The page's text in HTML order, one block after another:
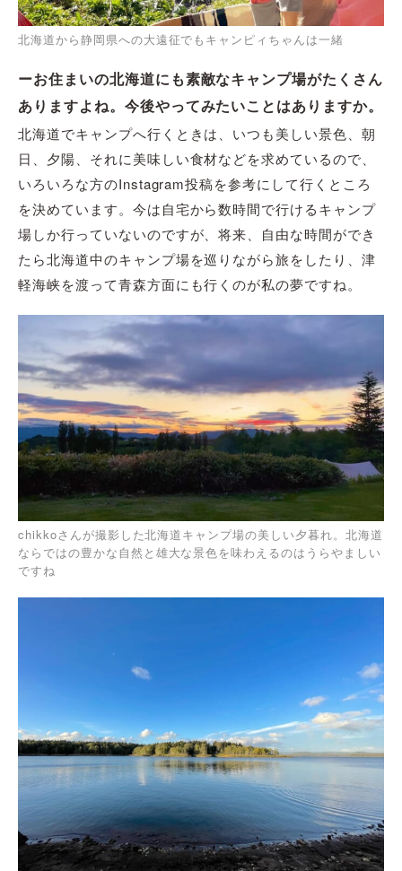
北海道から静岡県への大遠征でもキャンピィちゃんは一緒
ーお住まいの北海道にも素敵なキャンプ場がたくさん
ありますよね。今後やってみたいことはありますか。
北海道でキャンプへ行くときは、いつも美しい景色、朝
日、夕陽、それに美味しい食材などを求めているので、
いろいろな方のInstagram投稿を参考にして行くところ
を決めています。今は自宅から数時間で行けるキャンプ
場しか行っていないのですが、将来、自由な時間ができ
たら北海道中のキャンプ場を巡りながら旅をしたり、津
軽海峡を渡って青森方面にも行くのが私の夢ですね。
chikkoさんが撮影した北海道キャンプ場の美しい夕暮れ。北海道
ならではの豊かな自然と雄大な景色を味わえるのはうらやましい
ですね